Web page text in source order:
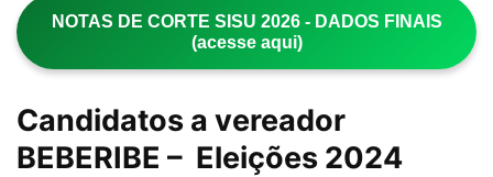
NOTAS DE CORTE SISU 2026 - DADOS FINAIS
(acesse aqui)
Candidatos a vereador
BEBERIBE – Eleições 2024